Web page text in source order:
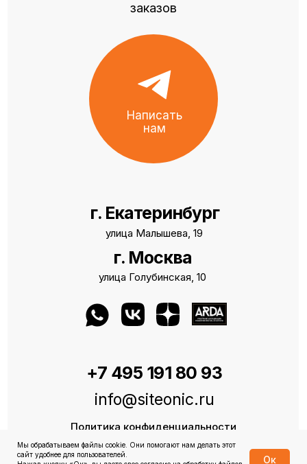
улица Малышева, 19
+7 495 191 80 93
info@siteonic.ru
г. Екатеринбург
Политика конфиденциальности
заказов
Написать
нам
г. Москва
улица Голубинская, 10
Договор оферты
Мы обрабатываем файлы cookie. Они помогают нам делать этот
сайт удобнее для пользователей.
Ок